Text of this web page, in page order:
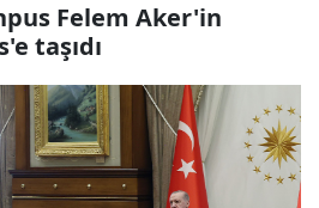
Felem Aker'in
taşıdı